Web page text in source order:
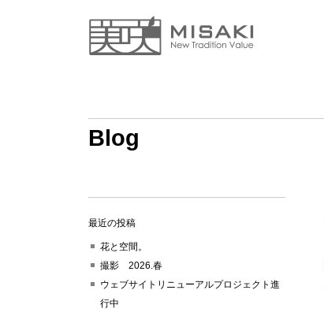
Blog
最近の投稿
花と空間。
撮影 2026.春
ウェブサイトリニューアルプロジェクト進
行中